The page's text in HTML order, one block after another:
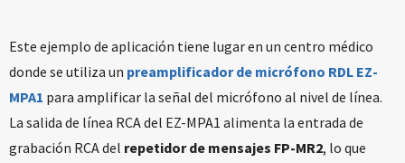
Este ejemplo de aplicación tiene lugar en un centro médico
donde se utiliza un preamplificador de micrófono RDL EZ-
MPA1 para amplificar la señal del micrófono al nivel de línea.
La salida de línea RCA del EZ-MPA1 alimenta la entrada de
grabación RCA del repetidor de mensajes FP-MR2, lo que